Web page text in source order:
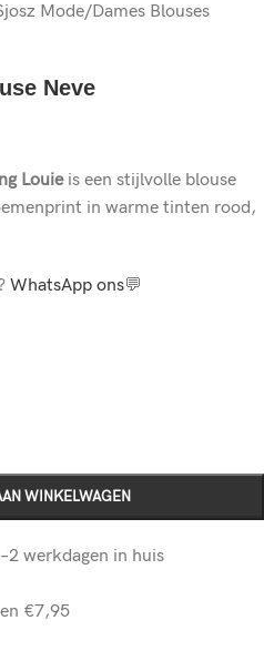
Mode/Dames Blouses
Neve
Louieis een stijlvolle blouse
in warme tinten rood,
WhatsApp ons💬
WINKELWAGEN
werkdagen in huis
€7,95